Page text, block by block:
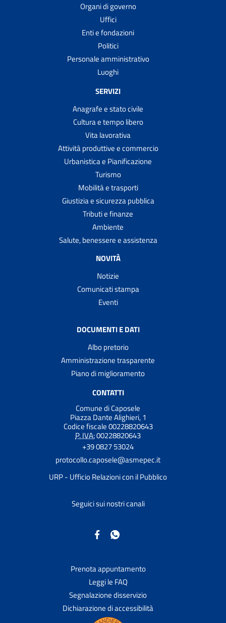
Organi di governo
Uffici
Enti e fondazioni
Politici
Personale amministrativo
Luoghi
SERVIZI
Anagrafe e stato civile
Cultura e tempo libero
Vita lavorativa
Attività produttive e commercio
Urbanistica e Pianificazione
Turismo
Mobilità e trasporti
Giustizia e sicurezza pubblica
Tributi e finanze
Ambiente
Salute, benessere e assistenza
NOVITÀ
Notizie
Comunicati stampa
Eventi
DOCUMENTI E DATI
Albo pretorio
Amministrazione trasparente
Piano di miglioramento
CONTATTI
Comune di Caposele
Piazza Dante Alighieri, 1
Codice fiscale 00228820643
P. IVA:00228820643
+39 0827 53024
protocollo.caposele@asmepec.it
URP - Ufficio Relazioni con il Pubblico
Seguici sui nostri canali
Prenota appuntamento
Leggi le FAQ
Segnalazione disservizio
Dichiarazione di accessibilità